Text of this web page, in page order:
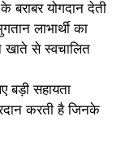
के बराबर योगदान देती
लाभार्थी का
से स्वचालित
बड़ी सहायता
करती है जिनके